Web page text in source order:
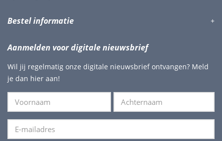
Bestel informatie
Aanmelden voor digitale nieuwsbrief
Wil jij regelmatig onze digitale nieuwsbrief ontvangen? Meld
je dan hier aan!